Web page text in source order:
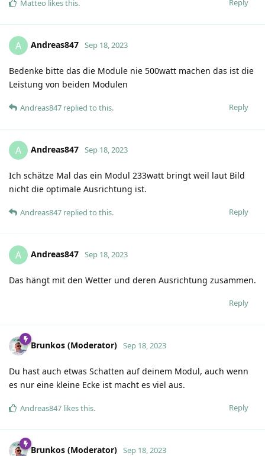
Reply
Matteo likes this.
A Andreas847 Sep 18, 2023
Bedenke bitte das die Module nie 500watt machen das ist die
Leistung von beiden Modulen
Reply
Andreas847 replied to this.
A Andreas847 Sep 18, 2023
Ich schätze Mal das ein Modul 233watt bringt weil laut Bild
nicht die optimale Ausrichtung ist.
Reply
Andreas847 replied to this.
A Andreas847 Sep 18, 2023
Das hängt mit den Wetter und deren Ausrichtung zusammen.
Reply
Brunkos (Moderator) Sep 18, 2023
Du hast auch etwas Schatten auf deinem Modul, auch wenn
es nur eine kleine Ecke ist macht es viel aus.
Reply
Andreas847 likes this.
Brunkos (Moderator) Sep 18, 2023